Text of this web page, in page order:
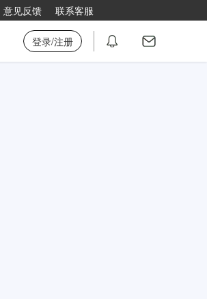
意见反馈 联系客服
登录/注册